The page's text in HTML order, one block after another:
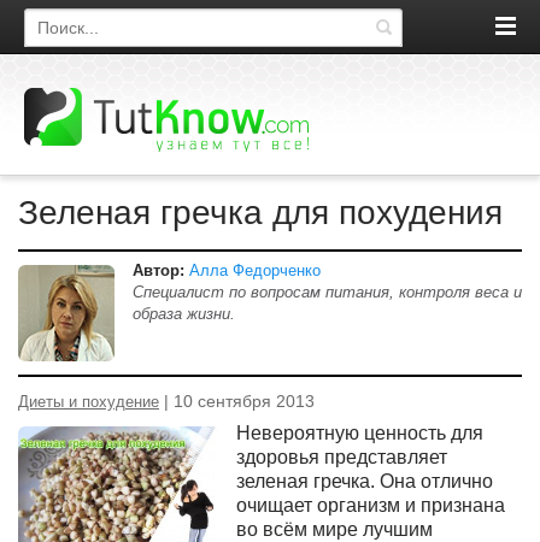
Поиск по сайту
Зеленая гречка для похудения
Автор: Алла Федорченко
Специалист по вопросам питания, контроля веса и
образа жизни.
Диеты и похудение | 10 сентября 2013
Невероятную ценность для
здоровья представляет
зеленая гречка. Она отлично
очищает организм и признана
во всём мире лучшим